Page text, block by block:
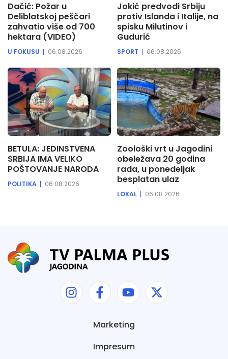
Dačić: Požar u
Deliblatskoj peščari
zahvatio više od 700
hektara (VIDEO)
U FOKUSU 06.08.2026
Jokić predvodi Srbiju
protiv Islanda i Italije, na
spisku Milutinov i
Gudurić
SPORT 06.08.2026
BETULA: JEDINSTVENA
SRBIJA IMA VELIKO
POŠTOVANJE NARODA
POLITIKA 06.08.2026
Zoološki vrt u Jagodini
obeležava 20 godina
rada, u ponedeljak
besplatan ulaz
LOKAL 06.08.2026
Marketing
Impresum